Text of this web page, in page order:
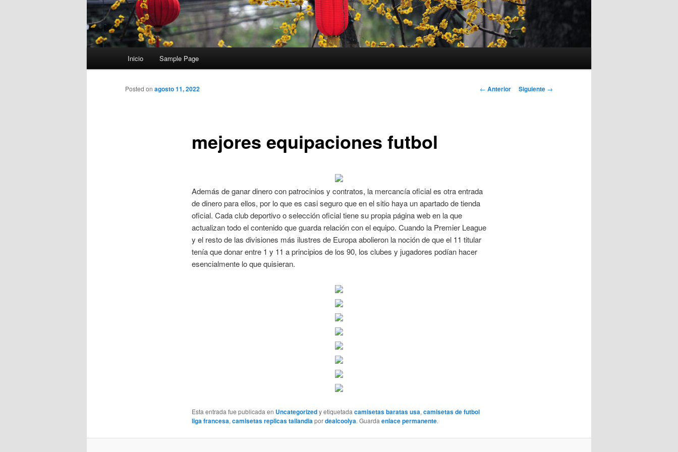
Inicio Sample Page
Navegación
← Anterior Siguiente →
mejores equipaciones futbol
Posted on agosto 11, 2022
Además de ganar dinero con patrocinios y contratos, la mercancía oficial es otra entrada
de dinero para ellos, por lo que es casi seguro que en el sitio haya un apartado de tienda
oficial. Cada club deportivo o selección oficial tiene su propia página web en la que
actualizan todo el contenido que guarda relación con el equipo. Cuando la Premier League
y el resto de las divisiones más ilustres de Europa abolieron la noción de que el 11 titular
tenía que donar entre 1 y 11 a principios de los 90, los clubes y jugadores podían hacer
esencialmente lo que quisieran.
Esta entrada fue publicada en Uncategorizedy etiquetadacamisetas baratas usa,camisetas de futbol
liga francesa,camisetas replicas tailandiapordealcoolya. Guardaenlace permanente.